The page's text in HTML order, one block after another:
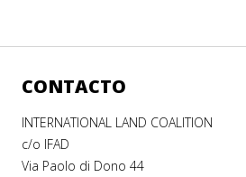
CONTACTO
INTERNATIONAL LAND COALITION
c/o IFAD
Via Paolo di Dono 44